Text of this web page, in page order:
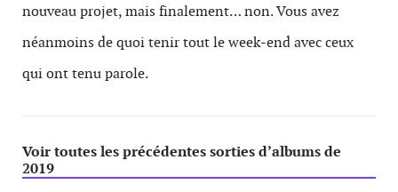
nouveau projet, mais finalement… non. Vous avez
néanmoins de quoi tenir tout le week-end avec ceux
qui ont tenu parole.
Voir toutes les précédentes sorties d’albums de
2019